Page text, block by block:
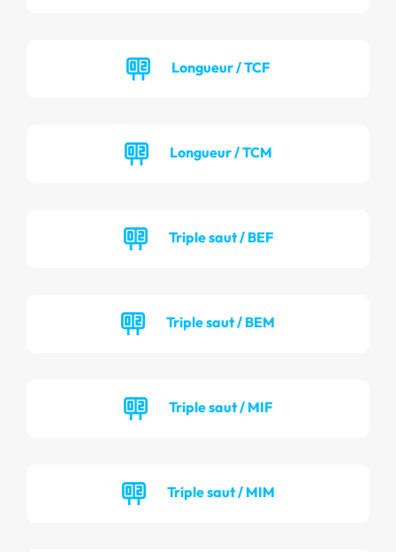
Longueur / TCF
Longueur / TCM
Triple saut / BEF
Triple saut / BEM
Triple saut / MIF
Triple saut / MIM